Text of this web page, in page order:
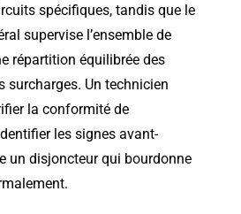
spécifiques, tandis que le
supervise l’ensemble de
répartition équilibrée des
surcharges. Un technicien
la conformité de
les signes avant-
un disjoncteur qui bourdonne